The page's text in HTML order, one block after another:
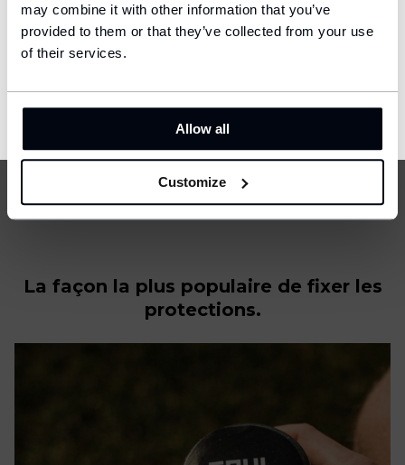
may combine it with other information that you’ve
provided to them or that they’ve collected from your use
of their services.
Allow all
Customize
La façon la plus populaire de fixer les
protections.
English
Language
CONFIRM